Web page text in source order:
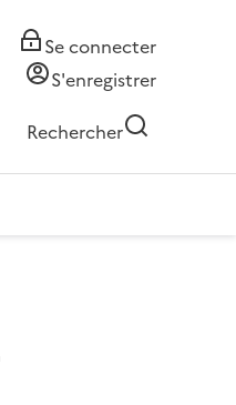
Se connecter
S'enregistrer
Rechercher